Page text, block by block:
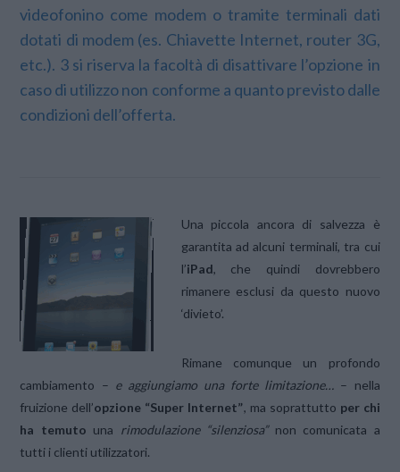
videofonino come modem o tramite terminali dati
dotati di modem (es. Chiavette Internet, router 3G,
etc.). 3 si riserva la facoltà di disattivare l’opzione in
caso di utilizzo non conforme a quanto previsto dalle
condizioni dell’offerta.
Una piccola ancora di salvezza è
garantita ad alcuni terminali, tra cui
l’iPad, che quindi dovrebbero
rimanere esclusi da questo nuovo
‘divieto’.
Rimane comunque un profondo
cambiamento – e aggiungiamo una forte limitazione… – nella
fruizione dell’opzione “Super Internet”, ma soprattutto per chi
ha temuto una rimodulazione “silenziosa”non comunicata a
tutti i clienti utilizzatori.